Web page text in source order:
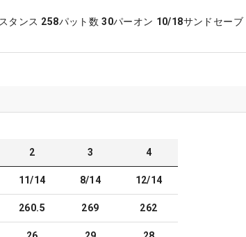
タンス 258パット数 30パーオン 10/18サンドセーブ
2 3 4
11/14 8/14 12/14
260.5 269 262